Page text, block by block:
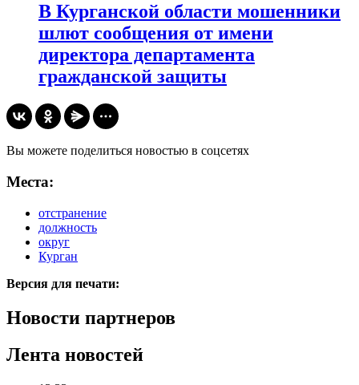
В Курганской области мошенники
шлют сообщения от имени
директора департамента
гражданской защиты
Вы можете поделиться новостью в соцсетях
Места:
отстранение
должность
округ
Курган
Версия для печати:
Новости партнеров
Лента новостей